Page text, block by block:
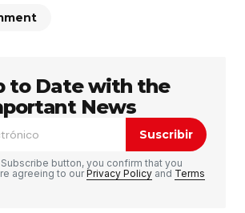
de correo electrónico no será
campos obligatorios están
*
*
to Date with the
News
Suscribir
button, you confirm that you
agreeing to ourPrivacy Policy and Terms